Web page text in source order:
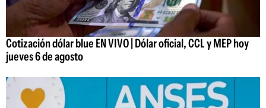
Cotización dólar blue EN VIVO | Dólar oficial, CCL y MEP hoy
jueves 6 de agosto